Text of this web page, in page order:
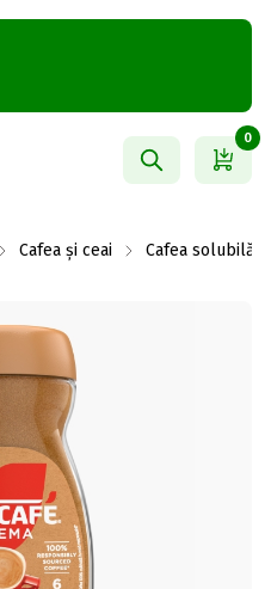
0
Cafea și ceai Cafea solubilă